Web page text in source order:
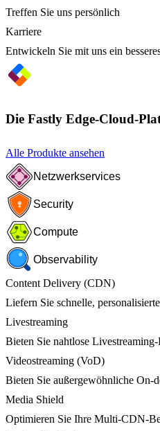
Treffen Sie uns persönlich
Karriere
Entwickeln Sie mit uns ein
Die Fastly Edge-Cloud-
Alle Produkte ansehen
Netzwerkservices
Security
Compute
Observability
Content Delivery (CDN)
Liefern Sie schnelle,
Livestreaming
Bieten Sie nahtlose Livestreaming-
Videostreaming (VoD)
Bieten Sie außergewöhnliche On-
Media Shield
Optimieren Sie Ihre Multi-CDN-